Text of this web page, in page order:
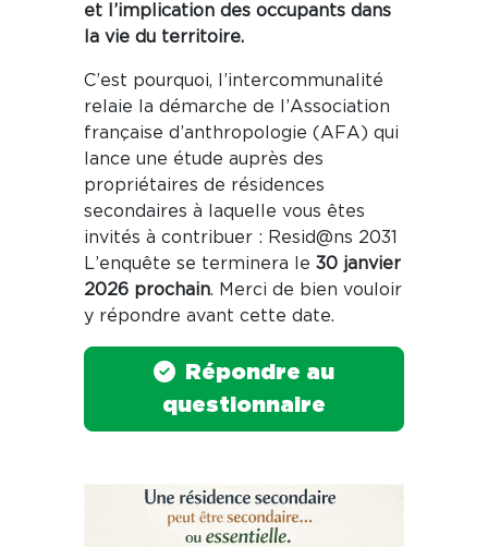
et l’implication des occupants dans
la vie du territoire.
C’est pourquoi, l’intercommunalité
relaie la démarche de l’Association
française d’anthropologie (AFA) qui
lance une étude auprès des
propriétaires de résidences
secondaires à laquelle vous êtes
invités à contribuer : Resid@ns 2031
L’enquête se terminera le 30 janvier
2026 prochain. Merci de bien vouloir
y répondre avant cette date.
Répondre au
questionnaire